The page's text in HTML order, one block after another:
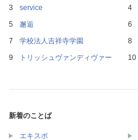
service
邂逅
学校法人吉祥寺学園
トリッシュヴァンディヴァー
新着のことば
エキスポ